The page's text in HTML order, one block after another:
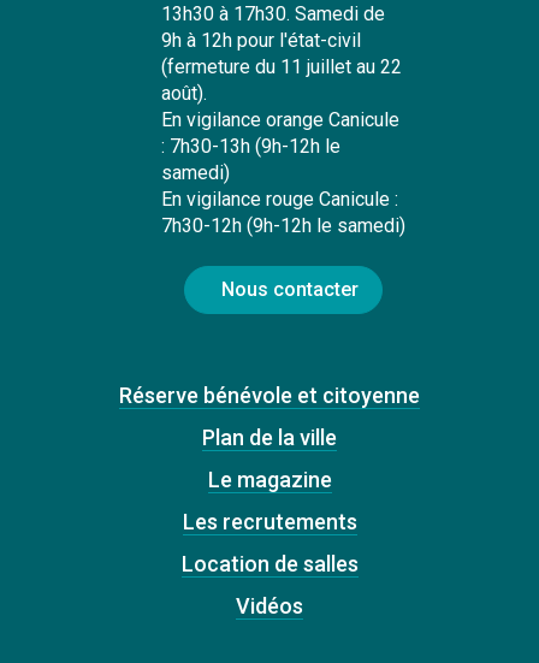
13h30 à 17h30. Samedi de
9h à 12h pour l'état-civil
(fermeture du 11 juillet au 22
août).
En vigilance orange Canicule
: 7h30-13h (9h-12h le
samedi)
En vigilance rouge Canicule :
7h30-12h (9h-12h le samedi)
Nous contacter
Réserve bénévole et citoyenne
Plan de la ville
Le magazine
Les recrutements
Location de salles
Vidéos